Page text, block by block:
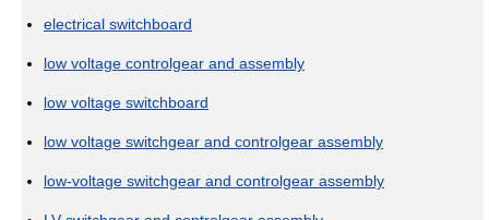
electrical switchboard
low voltage controlgear and assembly
low voltage switchboard
low voltage switchgear and controlgear assembly
low-voltage switchgear and controlgear assembly